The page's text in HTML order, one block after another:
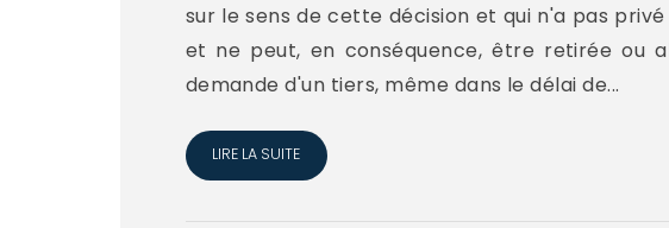
sur le sens de cette décision et qui n'a pas
et ne peut, en conséquence, être retirée ou
demande d'un tiers, même dans le délai de...
LIRE LA SUITE